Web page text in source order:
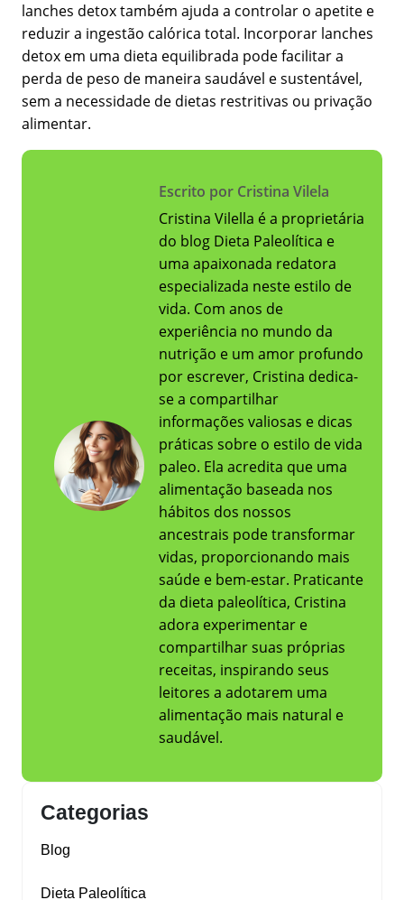
lanches detox também ajuda a controlar o apetite e
reduzir a ingestão calórica total. Incorporar lanches
detox em uma dieta equilibrada pode facilitar a
perda de peso de maneira saudável e sustentável,
sem a necessidade de dietas restritivas ou privação
alimentar.
Escrito por Cristina Vilela
Cristina Vilella é a proprietária
do blog Dieta Paleolítica e
uma apaixonada redatora
especializada neste estilo de
vida. Com anos de
experiência no mundo da
nutrição e um amor profundo
por escrever, Cristina dedica-
se a compartilhar
informações valiosas e dicas
práticas sobre o estilo de vida
paleo. Ela acredita que uma
alimentação baseada nos
hábitos dos nossos
ancestrais pode transformar
vidas, proporcionando mais
saúde e bem-estar. Praticante
da dieta paleolítica, Cristina
adora experimentar e
compartilhar suas próprias
receitas, inspirando seus
leitores a adotarem uma
alimentação mais natural e
saudável.
Categorias
Blog
Dieta Paleolítica